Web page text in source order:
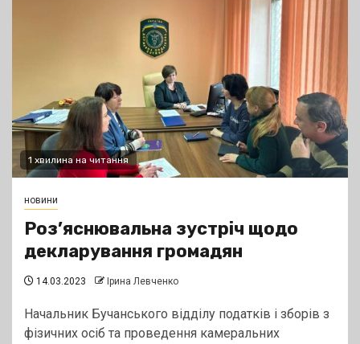
1 хвилина на читання
новини
Роз’яснювальна зустріч щодо
декларування громадян
14.03.2023 Ірина Левченко
Начальник Бучанського відділу податків і зборів з
фізичних осіб та проведення камеральних